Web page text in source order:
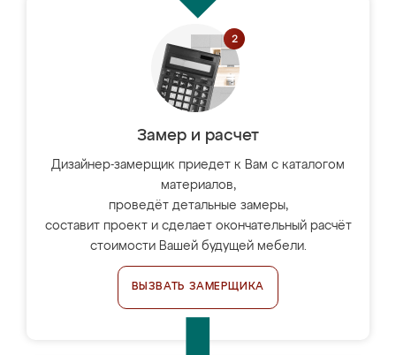
Замер и расчет
Дизайнер-замерщик приедет к Вам с каталогом
материалов,
проведёт детальные замеры,
составит проект и сделает окончательный расчёт
стоимости Вашей будущей мебели.
ВЫЗВАТЬ ЗАМЕРЩИКА